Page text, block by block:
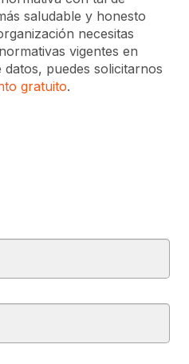
saludable y honesto
necesitas
vigentes en
puedes solicitarnos
gratuito.